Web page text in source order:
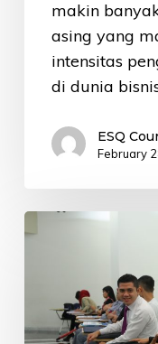
makin
asing yang
intensitas
di dunia
ESQ
February
Tempat
Inggris
Perusahaan